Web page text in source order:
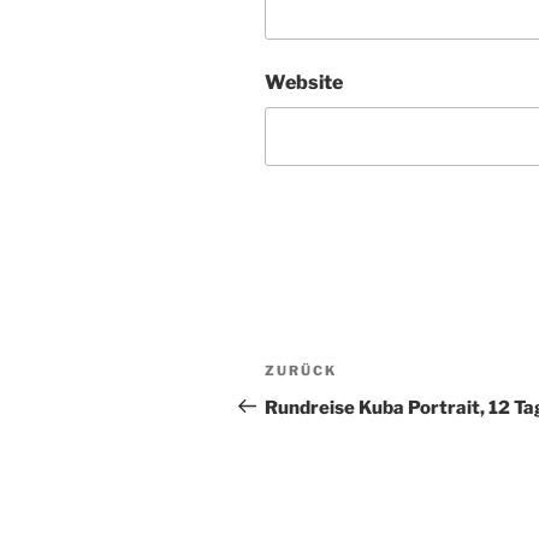
Website
Beitragsnavigation
Vorheriger
Beitrag
ZURÜCK
Rundreise Kuba Portrait, 12